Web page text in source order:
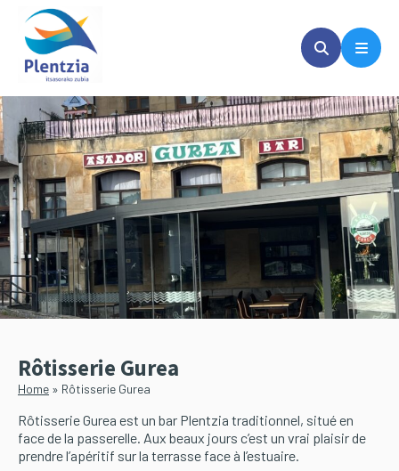
Passer
contenu
principal
Passer
latérale
principale
Rôtisserie Gurea
Home » Rôtisserie Gurea
Rôtisserie Gurea est un bar Plentzia traditionnel, situé en
face de la passerelle. Aux beaux jours c’est un vrai plaisir de
prendre l’apéritif sur la terrasse face à l’estuaire.